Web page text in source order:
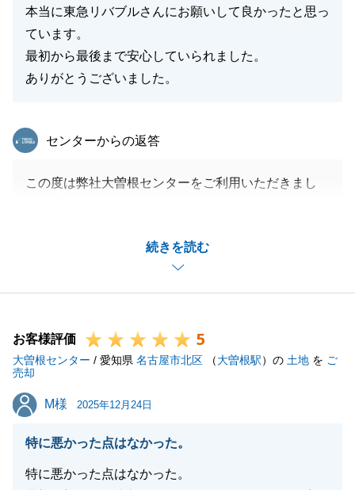
本当に東急リバブルさんにお願いして良かったと思っ
ています。
最初から最後まで安心していられました。
ありがとうございました。
続きを読む
東急リバブル
センターからの返答
この度は弊社大曽根センターをご利用いただきまし
またこれをご縁に、不動産のことで何かありましたら
いつでもお気軽にお申し付け下さい。
お客様評価 5
大曽根センター / 愛知県 名古屋市北区 （大曽根駅）の 土地 を ご
売却
M様
M様 2025年12月24日
特に悪かった点はなかった。
特に悪かった点はなかった。